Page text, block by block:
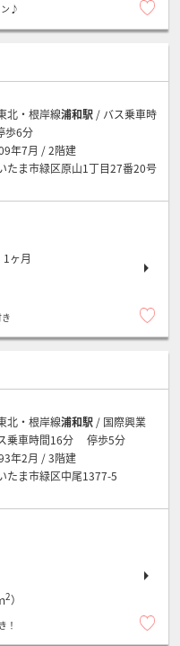
ン♪
北・根岸線浦和駅 / バス乗車時
6分
年7月 / 2階建
たま市緑区原山1丁目27番20号
1ヶ月
北・根岸線浦和駅 / 国際興業
乗車時間16分 停歩5分
年2月 / 3階建
たま市緑区中尾1377-5
2）
！